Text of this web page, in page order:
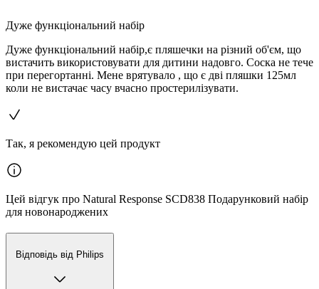
Дуже функціональний набір
Дуже функціональний набір,є пляшечки на різний об'єм, що
вистачить використовувати для дитини надовго. Соска не тече
при перегортанні. Мене врятувало , що є дві пляшки 125мл
коли не вистачає часу вчасно простерилізувати.
Так, я рекомендую цей продукт
Цей відгук про Natural Response SCD838 Подарунковий набір
для новонароджених
Відповідь від Philips